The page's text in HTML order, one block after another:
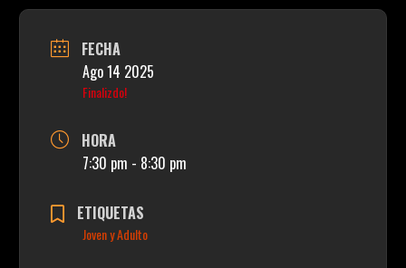
FECHA
Ago 14 2025
Finalizdo!
HORA
7:30 pm - 8:30 pm
ETIQUETAS
Joven y Adulto